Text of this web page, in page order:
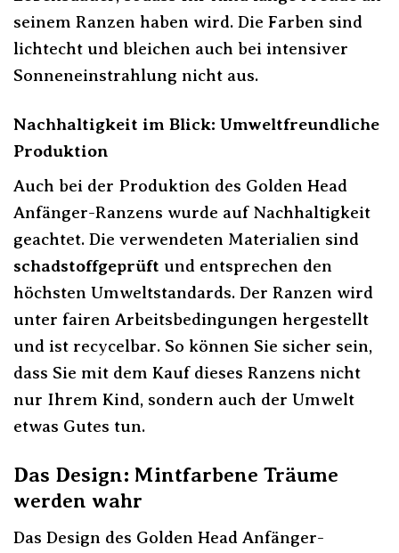
seinem Ranzen haben wird. Die Farben sind
lichtecht und bleichen auch bei intensiver
Sonneneinstrahlung nicht aus.
Nachhaltigkeit im Blick: Umweltfreundliche
Produktion
Auch bei der Produktion des Golden Head
Anfänger-Ranzens wurde auf Nachhaltigkeit
geachtet. Die verwendeten Materialien sind
schadstoffgeprüft und entsprechen den
höchsten Umweltstandards. Der Ranzen wird
unter fairen Arbeitsbedingungen hergestellt
und ist recycelbar. So können Sie sicher sein,
dass Sie mit dem Kauf dieses Ranzens nicht
nur Ihrem Kind, sondern auch der Umwelt
etwas Gutes tun.
Das Design: Mintfarbene Träume
werden wahr
Das Design des Golden Head Anfänger-